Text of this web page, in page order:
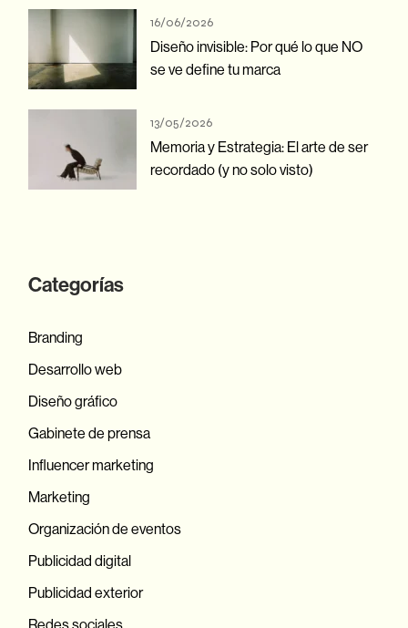
16/06/2026
Diseño invisible: Por qué lo que NO
se ve define tu marca
13/05/2026
Memoria y Estrategia: El arte de ser
recordado (y no solo visto)
Categorías
Branding
Desarrollo web
Diseño gráfico
Gabinete de prensa
Influencer marketing
Marketing
Organización de eventos
Publicidad digital
Publicidad exterior